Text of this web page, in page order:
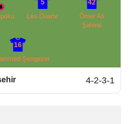
5
Léo Duarte
42
Ömer Ali
Şahine
16
Şengezer
4-2-3-1